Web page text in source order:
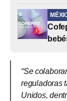
“Se
reguladoras
Unidos,